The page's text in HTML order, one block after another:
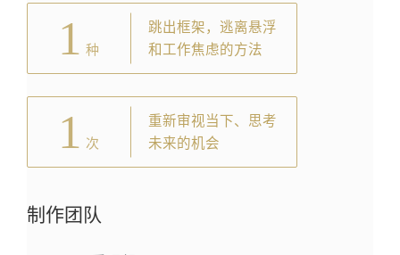
1 种
跳出框架，逃离悬浮
和工作焦虑的方法
1 次
重新审视当下、思考
未来的机会
制作团队